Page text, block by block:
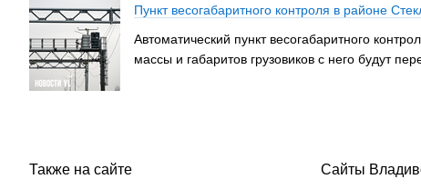
Пункт весогабаритного контроля в районе
Автоматический пункт весогабаритного
массы и габаритов грузовиков с него будут
Также на сайте Сайты